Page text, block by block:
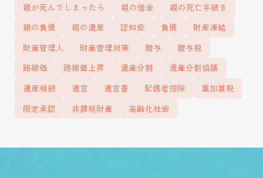
親が死んでしまったら
親の借金
親の死亡手続き
親の負債
親の遺産 認知症 負債
財産凍結
財産管理人
財産管理対策 贈与
贈与税
路線価
路線価上昇 遺産分割
遺産分割協議
遺産相続
遺言 遺言書 配偶者控除
重加算税
限定承認
非課税財産 高齢化社会